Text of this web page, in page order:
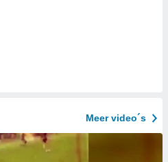
Meer video´s